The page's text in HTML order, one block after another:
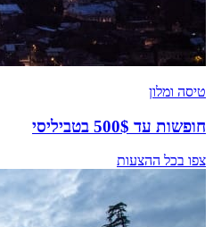
טיסה ומלון
חופשות עד 500$ בטביליסי
צפו בכל ההצעות